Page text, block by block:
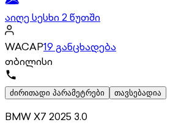
აიღე სესხი 2 წუთში
WACAP19 განცხადება
თბილისი
ძირითადი პარამეტრები თავსებადია
BMW X7 2025 3.0